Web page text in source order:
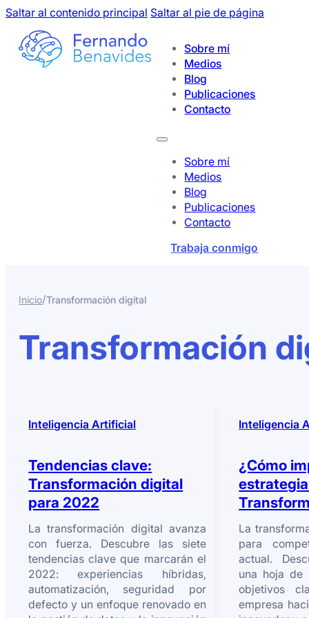
Saltar al contenido principal Saltar al pie de página
Sobre mí
Medios
Blog
Publicaciones
Contacto
Sobre mí
Medios
Blog
Publicaciones
Contacto
Trabaja conmigo
Inicio/Transformación digital
Transformación
Inteligencia Artificial
Tendencias clave:
Transformación digital
para 2022
La transformación digital avanza
con fuerza. Descubre las siete
tendencias clave que marcarán el
2022: experiencias híbridas,
automatización, seguridad por
defecto y un enfoque renovado en
Inteligencia
¿Cómo
La
para
actual.
una hoja de
objetivos
empresa